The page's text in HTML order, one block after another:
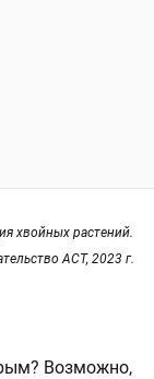
хвойных растений.
АСТ, 2023 г.
Возможно,